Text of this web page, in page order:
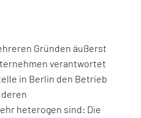
Gründen äußerst
verantwortet
in Berlin den Betrieb
deren
heterogen sind: Die